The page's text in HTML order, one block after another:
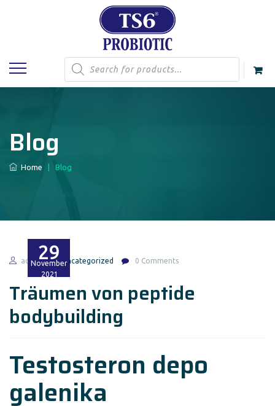
Products
search
Blog
Home Blog
29
November
2021
admin Uncategorized 0 Comments
Träumen von peptide
bodybuilding
Testosteron depo
galenika